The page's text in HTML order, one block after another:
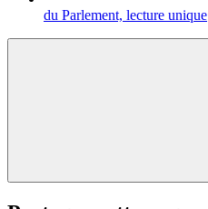
du Parlement, lecture unique